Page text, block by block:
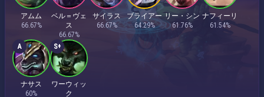
アムム
66.67%
ベル＝ヴェ
ス
66.67%
サイラス
66.67%
ブライアー
64.29%
リー・シン
61.76%
ナフィーリ
61.54%
A
ナサス
60%
S+
ワーウィッ
ク